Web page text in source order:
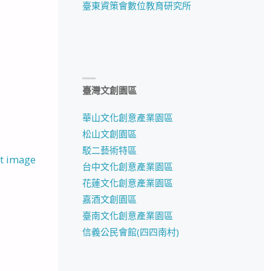
image
臺東資策會數位教育研究所
臺灣文創園區
華山文化創意產業園區
松山文創園區
駁二藝術特區
台中文化創意產業園區
花蓮文化創意產業園區
嘉酒文創園區
臺南文化創意產業園區
信義公民會館(四四南村)